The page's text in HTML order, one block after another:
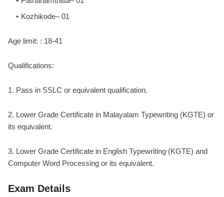
Kozhikode– 01
Age limit: : 18-41
Qualifications:
1. Pass in SSLC or equivalent qualification.
2. Lower Grade Certificate in Malayalam Typewriting (KGTE) or
its equivalent.
3. Lower Grade Certificate in English Typewriting (KGTE) and
Computer Word Processing or its equivalent.
Exam Details